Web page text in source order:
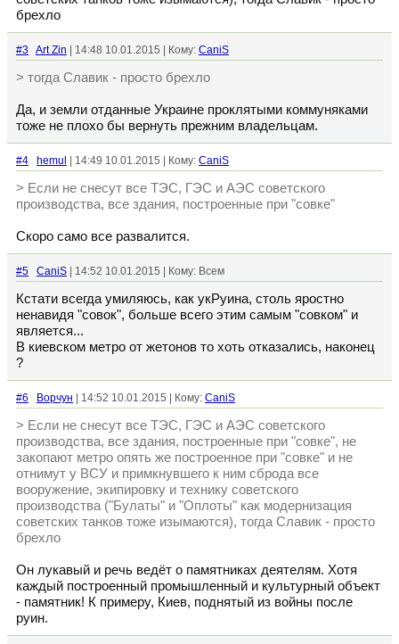
брехло
#3 Art Zin | 14:48 10.01.2015 | Кому: CaniS
> тогда Славик - просто брехло
Да, и земли отданные Украине проклятыми коммуняками
тоже не плохо бы вернуть прежним владельцам.
#4 hemul | 14:49 10.01.2015 | Кому: CaniS
> Если не снесут все ТЭС, ГЭС и АЭС советского
производства, все здания, построенные при "совке"
Скоро само все развалится.
#5 CaniS | 14:52 10.01.2015 | Кому: Всем
Кстати всегда умиляюсь, как укРуина, столь яростно
ненавидя "совок", больше всего этим самым "совком" и
является...
В киевском метро от жетонов то хоть отказались, наконец
?
#6 Ворчун | 14:52 10.01.2015 | Кому: CaniS
> Если не снесут все ТЭС, ГЭС и АЭС советского
производства, все здания, построенные при "совке", не
закопают метро опять же построенное при "совке" и не
отнимут у ВСУ и примкнувшего к ним сброда все
вооружение, экипировку и технику советского
производства ("Булаты" и "Оплоты" как модернизация
советских танков тоже изымаются), тогда Славик - просто
брехло
Он лукавый и речь ведёт о памятниках деятелям. Хотя
каждый построенный промышленный и культурный объект
- памятник! К примеру, Киев, поднятый из войны после
руин.